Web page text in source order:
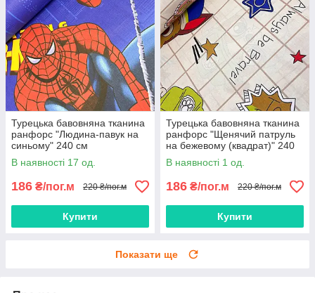
Турецька бавовняна тканина
ранфорс "Людина-павук на
синьому" 240 см
В наявності 17 од.
186 ₴/пог.м 220 ₴/пог.м
Купити
Турецька бавовняна тканина
ранфорс "Щенячий патруль
на бежевому (квадрат)" 240
см
В наявності 1 од.
186 ₴/пог.м 220 ₴/пог.м
Купити
Показати ще